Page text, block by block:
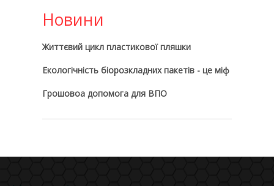
Новини
Життєвий цикл пластикової пляшки
Екологічність біорозкладних пакетів - це міф
Грошовоа допомога для ВПО